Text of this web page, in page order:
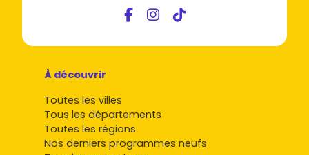
À découvrir
Toutes les villes
Tous les départements
Toutes les régions
Nos derniers programmes neufs